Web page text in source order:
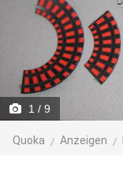
1 / 9
Quoka Anzeigen